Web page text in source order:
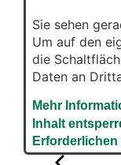
Sie sehen
Um auf den
die
Daten an
Mehr
Inhalt